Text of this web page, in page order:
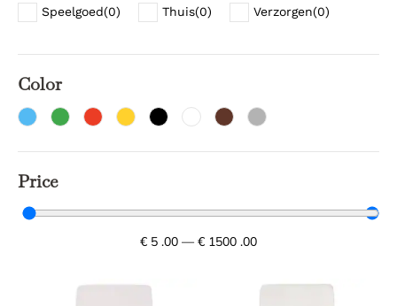
Speelgoed(0) Thuis(0) Verzorgen(0)
Color
Price
€ 5 .00 — € 1500 .00